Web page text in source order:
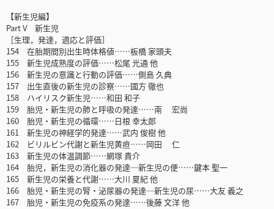
【新生児編】
Part V 新生児
［生理，発達，適応と評価］
154 在胎期間別出生時体格値……板橋 家頭夫
155 新生児成熟度の評価……松尾 光通 他
156 新生児の意識と行動の評価……側島 久典
157 出生直後の新生児の診察……國方 徹也
158 ハイリスク新生児……和田 和子
159 胎児・新生児の肺と呼吸の発達……南 宏尚
160 胎児・新生児の循環……日根 幸太郎
161 新生児の神経学的発達……武内 俊樹 他
162 ビリルビン代謝と新生児黄疸……岡田 仁
163 新生児の体温調節……網塚 貴介
164 胎児，新生児の消化器の発達─新生児の便……鍵本 聖一
165 新生児の栄養と代謝……大川 夏紀 他
166 胎児・新生児の腎・泌尿器の発達─新生児の尿……大友 義之
167 胎児・新生児の免疫系の発達……後藤 文洋 他